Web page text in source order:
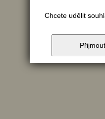
Chcete udělit
Přijmout